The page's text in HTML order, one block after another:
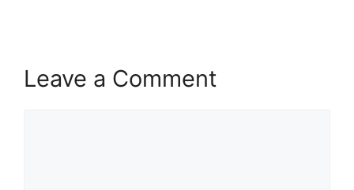
Leave a Comment